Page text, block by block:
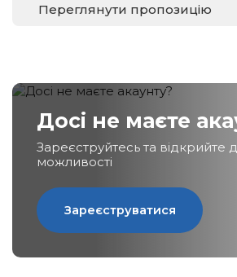
Переглянути пропозицію
Досі не маєте
Зареєструйтесь та відкрийте
можливості